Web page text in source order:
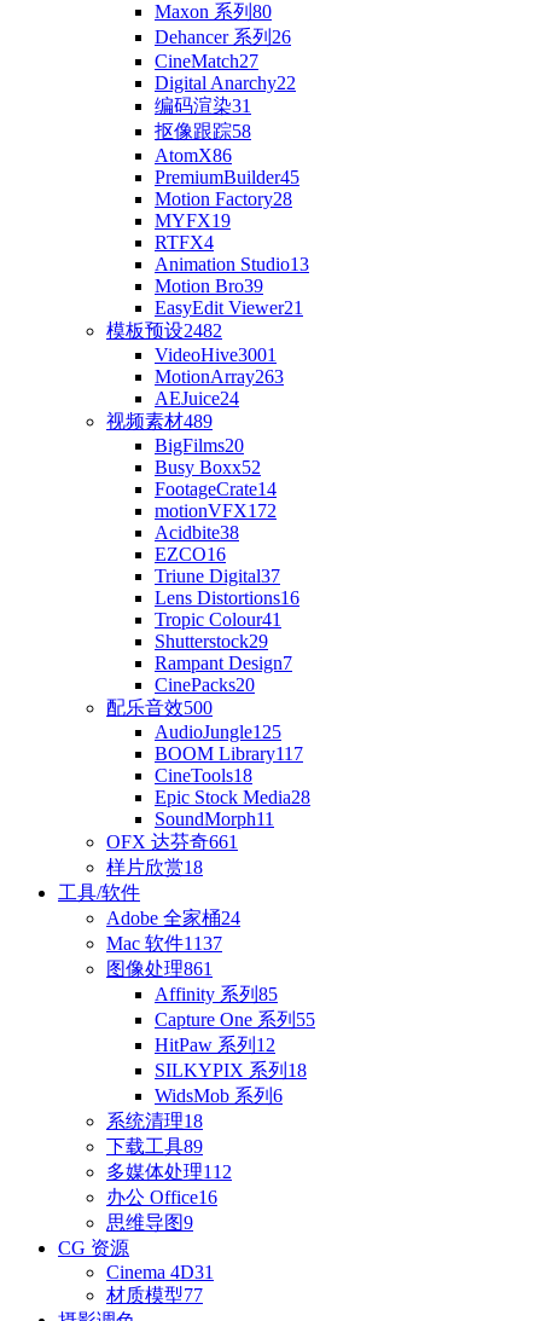
Maxon 系列 80
Dehancer 系列 26
CineMatch27
Digital Anarchy22
编码渲染31
抠像跟踪58
AtomX86
PremiumBuilder45
Motion Factory28
MYFX19
RTFX4
Animation Studio13
Motion Bro39
EasyEdit Viewer21
模板预设2482
VideoHive3001
MotionArray263
AEJuice24
视频素材489
BigFilms20
Busy Boxx52
FootageCrate14
motionVFX172
Acidbite38
EZCO16
Triune Digital37
Lens Distortions16
Tropic Colour41
Shutterstock29
Rampant Design7
CinePacks20
配乐音效500
AudioJungle125
BOOM Library117
CineTools18
Epic Stock Media28
SoundMorph11
OFX 达芬奇661
样片欣赏18
工具/软件
Adobe 全家桶24
Mac 软件1137
图像处理861
Affinity 系列 85
Capture One 系列 55
HitPaw 系列 12
SILKYPIX 系列 18
WidsMob 系列 6
系统清理18
下载工具89
多媒体处理112
办公 Office16
思维导图9
CG 资源
Cinema 4D31
材质模型77